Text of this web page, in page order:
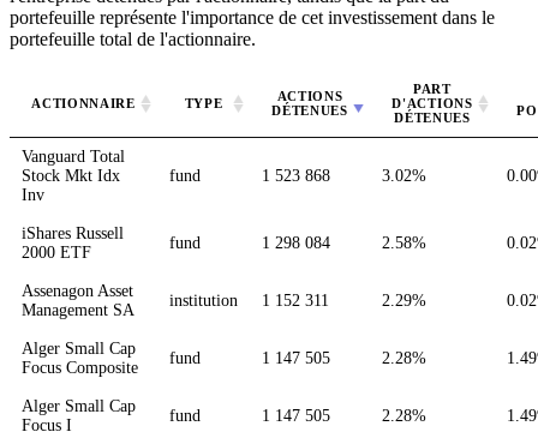
portefeuille représente l'importance de cet investissement dans le
portefeuille total de l'actionnaire.
ACTIONNAIRE TYPE
ACTIONS
DÉTENUES
PART
D'ACTIONS
DÉTENUES
Vanguard Total
Stock Mkt Idx
Inv
fund 1 523 868 3.02%
iShares Russell
2000 ETF
fund 1 298 084 2.58%
Assenagon Asset
Management SA
institution 1 152 311 2.29%
Alger Small Cap
Focus Composite
fund 1 147 505 2.28%
Alger Small Cap
Focus I
fund 1 147 505 2.28%